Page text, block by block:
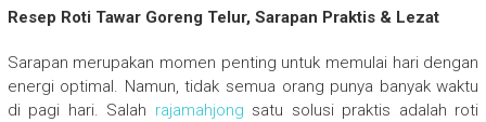
Resep Roti Tawar Goreng Telur, Sarapan Praktis & Lezat
Sarapan merupakan momen penting untuk memulai hari dengan
energi optimal. Namun, tidak semua orang punya banyak waktu
di pagi hari. Salah rajamahjong satu solusi praktis adalah roti